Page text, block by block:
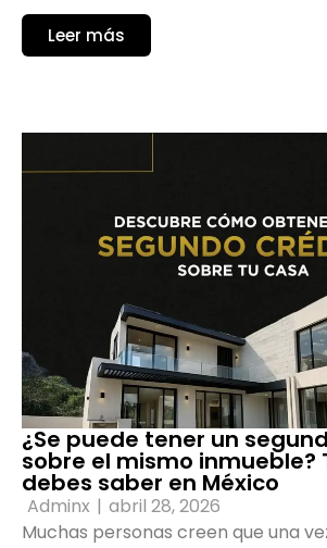
Leer más
¿Se puede tener un
sobre el mismo inmueble?
debes saber en México
Adminx | abril 28, 2026
Muchas personas creen que una